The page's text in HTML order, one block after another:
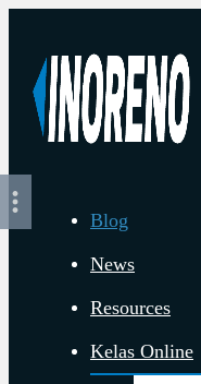
Blog
News
Resources
Kelas Online